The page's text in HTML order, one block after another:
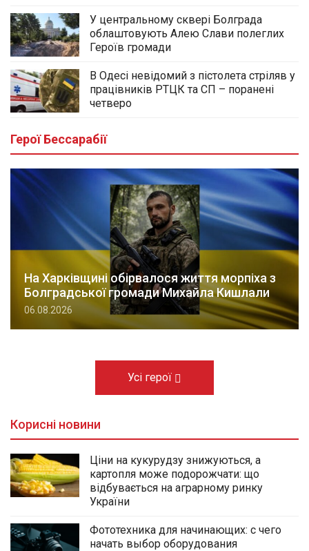
У центральному сквері Болграда
облаштовують Алею Слави полеглих
Героїв громади
В Одесі невідомий з пістолета стріляв у
працівників РТЦК та СП – поранені
четверо
Герої Бессарабії
На Харківщині обірвалося життя морпіха з
Болградської громади Михайла Кишлали
06.08.2026
Усі герої
Корисні новини
Ціни на кукурудзу знижуються, а
картопля може подорожчати: що
відбувається на аграрному ринку
України
Фототехника для начинающих: с чего
начать выбор оборудования